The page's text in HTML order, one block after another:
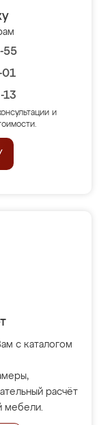
55
01
13
и
с каталогом
расчёт
мебели.